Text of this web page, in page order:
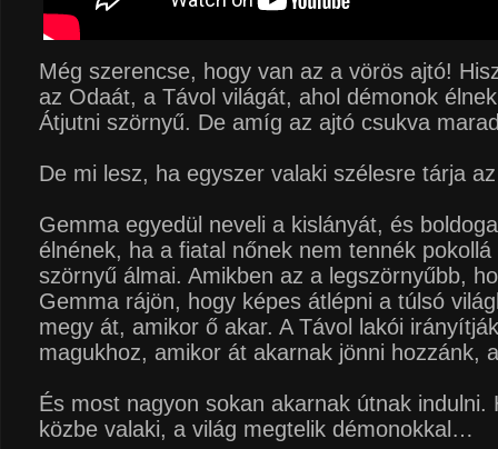
Még szerencse, hogy van az a vörös ajtó!
az Odaát, a Távol világát, ahol démonok
Átjutni szörnyű. De amíg az ajtó csukva
De mi lesz, ha egyszer valaki szélesre tárja
Gemma egyedül neveli a kislányát, és
élnének, ha a fiatal nőnek nem tennék
szörnyű álmai. Amikben az a legszörnyűbb,
Gemma rájön, hogy képes átlépni a túlsó
megy át, amikor ő akar. A Távol lakói
magukhoz, amikor át akarnak jönni hozzánk,
És most nagyon sokan akarnak útnak indulni.
közbe valaki, a világ megtelik démonokkal…